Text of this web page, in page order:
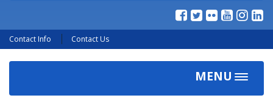
Contact Info Contact Us
MENU
Toggle